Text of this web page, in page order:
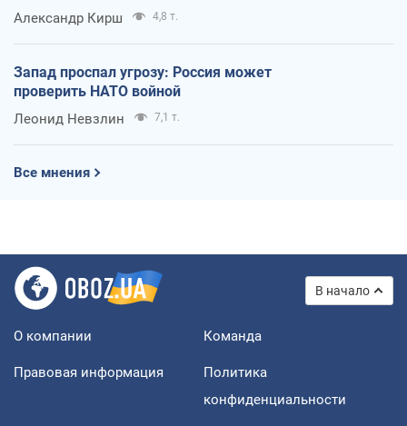
Александр Кирш 4,8 т.
Запад проспал угрозу: Россия может
проверить НАТО войной
Леонид Невзлин 7,1 т.
Все мнения
В начало
О компании Команда
Правовая информация
Политика
конфиденциальности